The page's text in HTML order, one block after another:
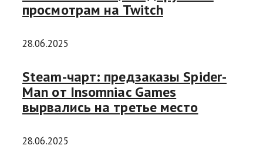
просмотрам на Twitch
28.06.2025
Steam-чарт: предзаказы Spider-
Man от Insomniac Games
вырвались на третье место
28.06.2025